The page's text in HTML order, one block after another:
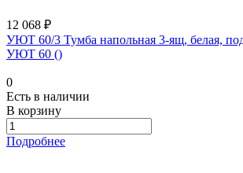
12 068 ₽
УЮТ 60/3 Тумба напольная 3-ящ, белая,
УЮТ 60 ()
0
Есть в наличии
В корзину
Подробнее